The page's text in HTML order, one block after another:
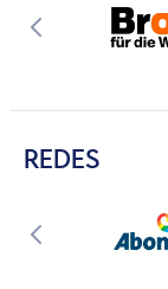
REDES